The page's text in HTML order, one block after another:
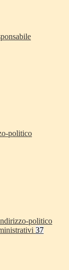
politico
politico
37